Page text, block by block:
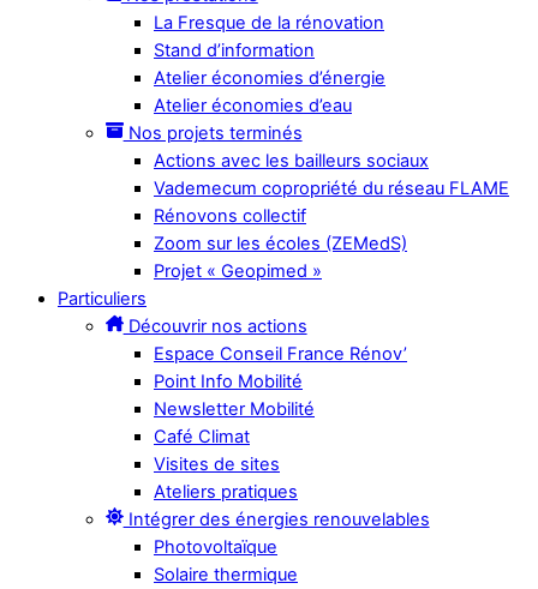
La Fresque de la rénovation
Stand d’information
Atelier économies d’énergie
Atelier économies d’eau
Nos projets terminés
Actions avec les bailleurs sociaux
Vademecum copropriété du réseau FLAME
Rénovons collectif
Zoom sur les écoles (ZEMedS)
Projet « Geopimed »
Particuliers
Découvrir nos actions
Espace Conseil France Rénov’
Point Info Mobilité
Newsletter Mobilité
Café Climat
Visites de sites
Ateliers pratiques
Intégrer des énergies renouvelables
Photovoltaïque
Solaire thermique